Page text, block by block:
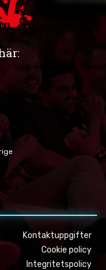
Kontaktuppgifter
Cookie policy
Integritetspolicy